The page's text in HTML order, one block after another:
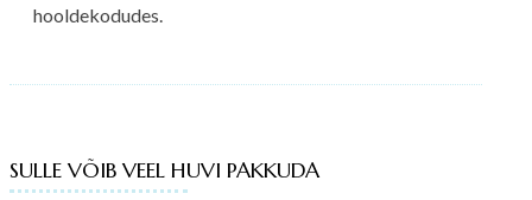
hooldekodudes.
SULLE VÕIB VEEL HUVI PAKKUDA